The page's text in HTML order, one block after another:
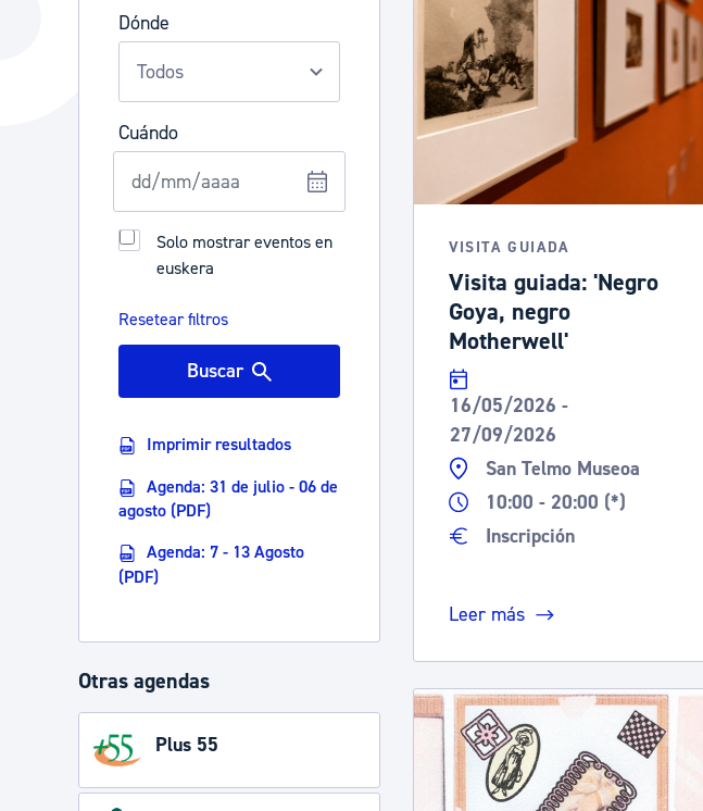
La ciudad
La ciudad ahora
Descubre la ciudad
La ciudad futura
Actualidad
Noticias
Avisos
Agenda cultural
Dónde
Cuándo
Solo mostrar eventos en
euskera
Resetear filtros
Buscar
Imprimir resultados
Agenda: 31 de julio - 06 de
agosto (PDF)
Agenda: 7 - 13 Agosto
(PDF)
Otras agendas
Plus 55
VISITA GUIADA
Visita guiada: 'Negro
Goya, negro
Motherwell'
16/05/2026 -
27/09/2026
San Telmo Museoa
10:00 - 20:00 (*)
Inscripción
Leer más